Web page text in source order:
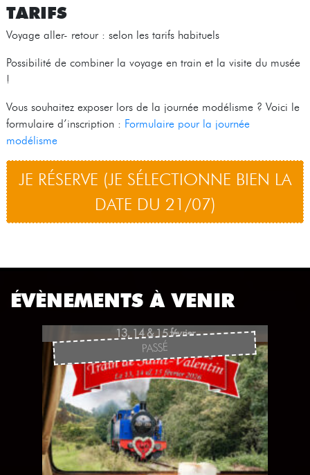
TARIFS
Voyage aller- retour : selon les tarifs habituels
Possibilité de combiner la voyage en train et la visite du musée
!
Vous souhaitez exposer lors de la journée modélisme ? Voici le
formulaire d’inscription : Formulaire pour la journée
modélisme
JE RÉSERVE (JE SÉLECTIONNE BIEN LA
DATE DU 21/07)
ÉVÈNEMENTS À VENIR
13, 14 & 15 février
PASSÉ